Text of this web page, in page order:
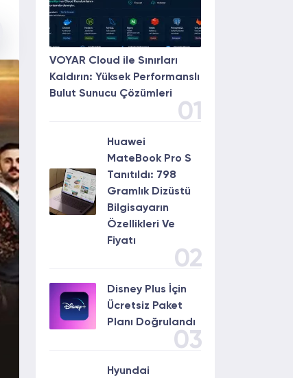
VOYAR Cloud ile Sınırları
Kaldırın: Yüksek Performanslı
Bulut Sunucu Çözümleri
01
Huawei
MateBook Pro S
Tanıtıldı: 798
Gramlık Dizüstü
Bilgisayarın
Özellikleri Ve
Fiyatı
02
Disney Plus İçin
Ücretsiz Paket
Planı Doğrulandı
03
Hyundai